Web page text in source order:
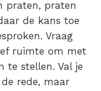
praten, praten
de kans toe
Vraag
ruimte om met
te stellen. Val je
rede, maar